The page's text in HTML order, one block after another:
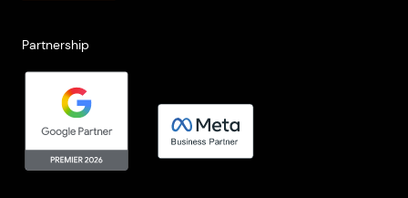
Partnership